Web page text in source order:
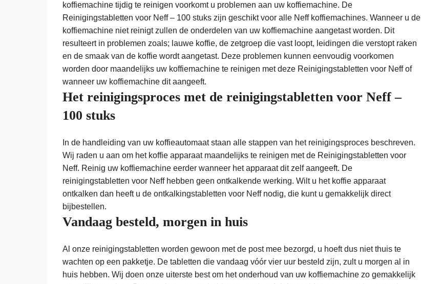
koffiemachine tijdig te reinigen voorkomt u problemen aan uw koffiemachine. De
Reinigingstabletten voor Neff – 100 stuks zijn geschikt voor alle Neff koffiemachines. Wanneer u de
koffiemachine niet reinigt zullen de onderdelen van uw koffiemachine aangetast worden. Dit
resulteert in problemen zoals; lauwe koffie, de zetgroep die vast loopt, leidingen die verstopt raken
en de smaak van de koffie wordt aangetast. Deze problemen kunnen eenvoudig voorkomen
worden door maandelijks uw koffiemachine te reinigen met deze Reinigingstabletten voor Neff of
wanneer uw koffiemachine dit aangeeft.
Het reinigingsproces met de reinigingstabletten voor Neff –
100 stuks
In de handleiding van uw koffieautomaat staan alle stappen van het reinigingsproces beschreven.
Wij raden u aan om het koffie apparaat maandelijks te reinigen met de Reinigingstabletten voor
Neff. Reinig uw koffiemachine eerder wanneer het apparaat dit zelf aangeeft. De
reinigingstabletten voor Neff hebben geen ontkalkende werking. Wilt u het koffie apparaat
ontkalken dan heeft u de ontkalkingstabletten voor Neff nodig, die kunt u gemakkelijk direct
bijbestellen.
Vandaag besteld, morgen in huis
Al onze reinigingstabletten worden gewoon met de post mee bezorgd, u hoeft dus niet thuis te
wachten op een pakketje. De tabletten die vandaag vóór vier uur besteld zijn, zult u morgen al in
huis hebben. Wij doen onze uiterste best om het onderhoud van uw koffiemachine zo gemakkelijk